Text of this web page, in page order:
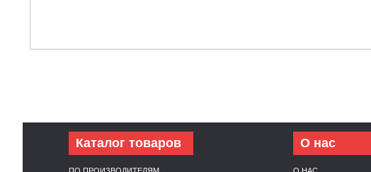
Каталог товаров О нас